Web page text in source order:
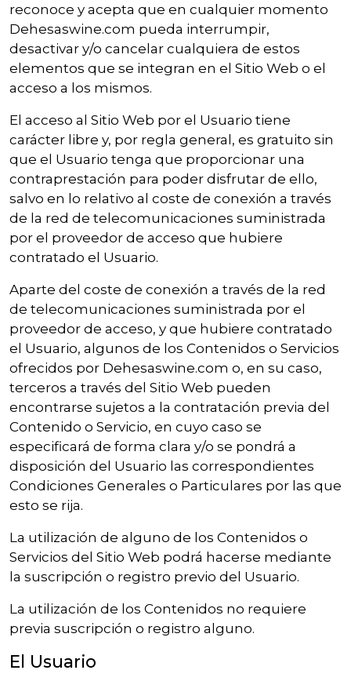
reconoce y acepta que en cualquier momento
Dehesaswine.com pueda interrumpir,
desactivar y/o cancelar cualquiera de estos
elementos que se integran en el Sitio Web o el
acceso a los mismos.
El acceso al Sitio Web por el Usuario tiene
carácter libre y, por regla general, es gratuito sin
que el Usuario tenga que proporcionar una
contraprestación para poder disfrutar de ello,
salvo en lo relativo al coste de conexión a través
de la red de telecomunicaciones suministrada
por el proveedor de acceso que hubiere
contratado el Usuario.
Aparte del coste de conexión a través de la red
de telecomunicaciones suministrada por el
proveedor de acceso, y que hubiere contratado
el Usuario, algunos de los Contenidos o Servicios
ofrecidos por Dehesaswine.com o, en su caso,
terceros a través del Sitio Web pueden
encontrarse sujetos a la contratación previa del
Contenido o Servicio, en cuyo caso se
especificará de forma clara y/o se pondrá a
disposición del Usuario las correspondientes
Condiciones Generales o Particulares por las que
esto se rija.
La utilización de alguno de los Contenidos o
Servicios del Sitio Web podrá hacerse mediante
la suscripción o registro previo del Usuario.
La utilización de los Contenidos no requiere
previa suscripción o registro alguno.
El Usuario